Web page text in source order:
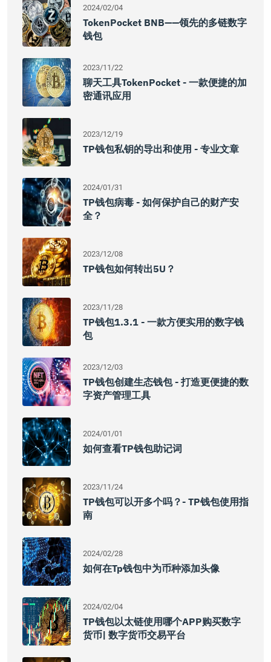
2024/02/04
TokenPocket BNB——领先的多链数字
钱包
2023/11/22
聊天工具TokenPocket - 一款便捷的加
密通讯应用
2023/12/19
TP钱包私钥的导出和使用 - 专业文章
2024/01/31
TP钱包病毒 - 如何保护自己的财产安
全？
2023/12/08
TP钱包如何转出5U？
2023/11/28
TP钱包1.3.1 - 一款方便实用的数字钱
包
2023/12/03
TP钱包创建生态钱包 - 打造更便捷的数
字资产管理工具
2024/01/01
如何查看TP钱包助记词
2023/11/24
TP钱包可以开多个吗？- TP钱包使用指
南
2024/02/28
如何在tp钱包中为币种添加头像
2024/02/04
TP钱包以太链使用哪个APP购买数字
货币| 数字货币交易平台